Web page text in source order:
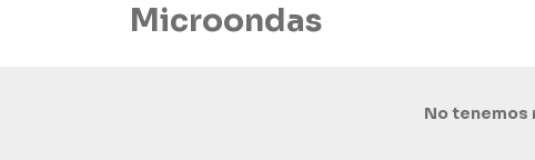
Microondas
No tenemos